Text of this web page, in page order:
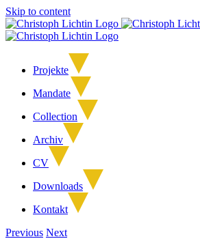
Skip to content
Projekte
Mandate
Collection
Archiv
CV
Downloads
Kontakt
Previous Next